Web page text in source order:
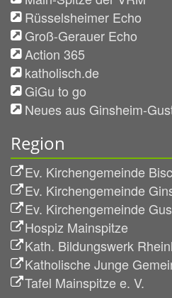
Rüsselsheimer Echo
Groß-Gerauer Echo
Action 365
katholisch.de
GiGu to go
Neues aus Ginsheim-
Region
Ev. Kirchengemeinde
Ev. Kirchengemeinde
Ev. Kirchengemeinde
Hospiz Mainspitze
Kath. Bildungswerk
Katholische Junge
Tafel Mainspitze e. V.